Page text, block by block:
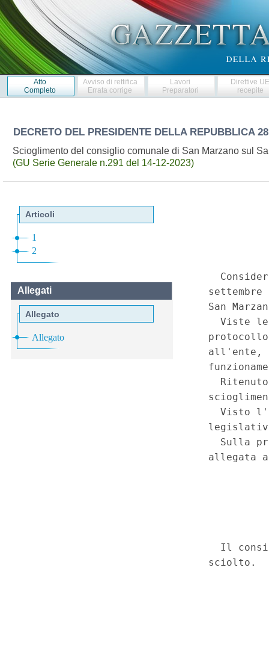
Atto
Completo
Avviso di rettifica
Errata corrige
Lavori
Preparatori
Direttive
recepite
DECRETO DEL PRESIDENTE DELLA REPUBBLICA
Scioglimento del consiglio comunale di San Marzano sul
(GU Serie Generale n.291 del 14-12-2023)